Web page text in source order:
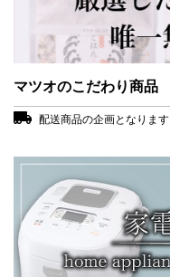
マツオのこだわり商品
配送商品の企画となります